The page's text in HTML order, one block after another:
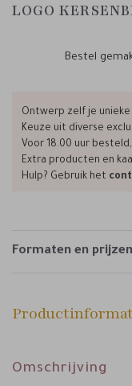
LOGO
Bestel
Ontwerp zelf je
Keuze uit diverse
Voor 18.00 uur
Extra producten en
Hulp? Gebruik het
Formaten en prijzen
Omschrijving